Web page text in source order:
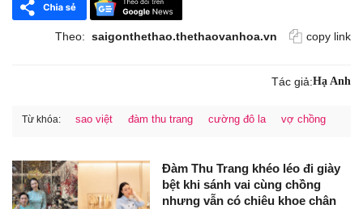
Theo: saigonthethao.thethaovanhoa.vn copy link
Tác giả:Hạ Anh
Từ khóa: sao việt đàm thu trang cường đô la vợ chồng
Đàm Thu Trang khéo léo đi giày
bệt khi sánh vai cùng chồng
nhưng vẫn có chiêu khoe chân